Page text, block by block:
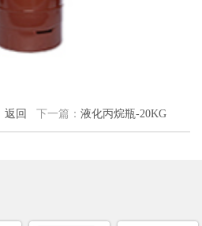
返回 下一篇： 液化丙烷瓶-20KG